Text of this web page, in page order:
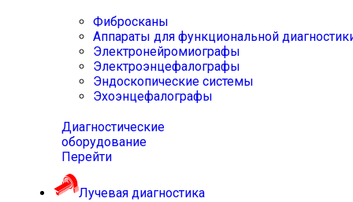
Фибросканы
Аппараты для функциональной
Электронейромиографы
Электроэнцефалографы
Эндоскопические системы
Эхоэнцефалографы
Диагностические
оборудование
Перейти
Лучевая диагностика